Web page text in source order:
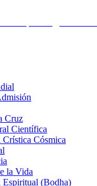
Cruz
Científica
Crística Cósmica
la Vida
Espiritual (Bodha)